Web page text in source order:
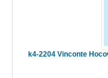
k4-2204 Vinconte